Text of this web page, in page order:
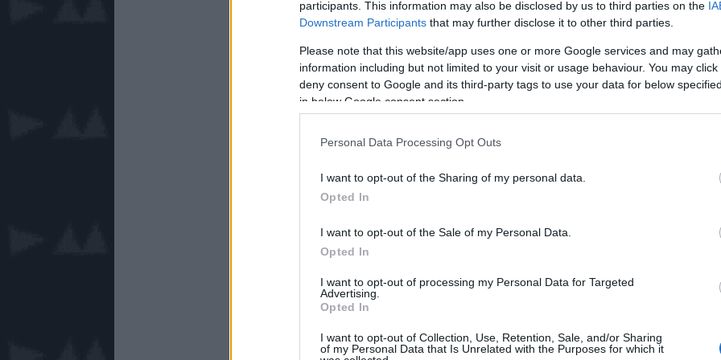
participants. This information may also be disclosed by us to third parties on the
Downstream Participants that may further disclose it to other third parties.
Please note that this website/app uses one or more Google services and may
information including but not limited to your visit or usage behaviour. You may
deny consent to Google and its third-party tags to use your data for below
in below Google consent section.
Personal Data Processing Opt Outs
I want to opt-out of the Sharing of my personal data.
Opted In
I want to opt-out of the Sale of my Personal Data.
Opted In
I want to opt-out of processing my Personal Data for Targeted
Advertising.
Opted In
I want to opt-out of Collection, Use, Retention, Sale, and/or Sharing
of my Personal Data that Is Unrelated with the Purposes for which it